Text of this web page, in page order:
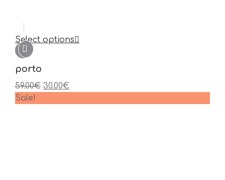
Select options
porto
59.00€ 30.00€
Sale!